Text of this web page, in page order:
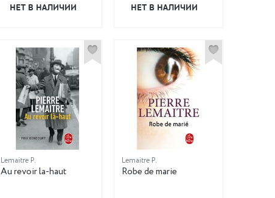
НЕТ В НАЛИЧИИ НЕТ В НАЛИЧИИ
Lemaitre P.
Au revoir la-haut
Lemaitre P.
Robe de marie